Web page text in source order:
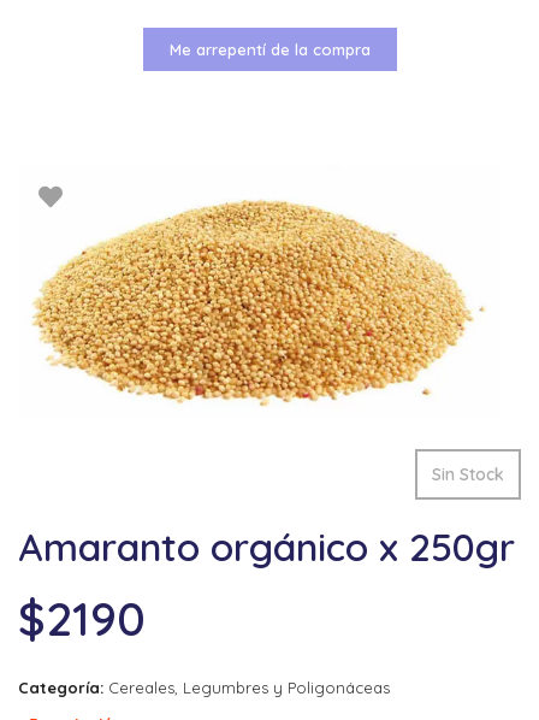
Sin Stock
Amaranto orgánico x 250gr
$2190
Categoría: Cereales, Legumbres y Poligonáceas
Me arrepentí de la compra